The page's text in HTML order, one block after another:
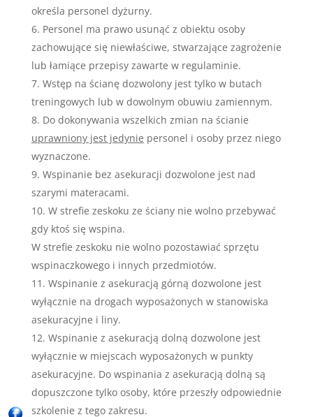
określa personel dyżurny.
Personel ma prawo usunąć z obiektu osoby
zachowujące się niewłaściwe, stwarzające zagrożenie
lub łamiące przepisy zawarte w regulaminie.
Wstęp na ścianę dozwolony jest tylko w butach
treningowych lub w dowolnym obuwiu zamiennym.
Do dokonywania wszelkich zmian na ścianie
uprawniony jest jedynie personel i osoby przez niego
wyznaczone.
Wspinanie bez asekuracji dozwolone jest nad
szarymi materacami.
W strefie zeskoku ze ściany nie wolno przebywać
gdy ktoś się wspina.
W strefie zeskoku nie wolno pozostawiać sprzętu
wspinaczkowego i innych przedmiotów.
Wspinanie z asekuracją górną dozwolone jest
wyłącznie na drogach wyposażonych w stanowiska
asekuracyjne i liny.
Wspinanie z asekuracją dolną dozwolone jest
wyłącznie w miejscach wyposażonych w punkty
asekuracyjne. Do wspinania z asekuracją dolną są
dopuszczone tylko osoby, które przeszły odpowiednie
szkolenie z tego zakresu.